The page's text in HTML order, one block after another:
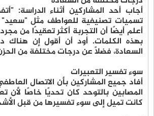
أجاب أحد المشاركين أثناء الدراسة:
تسميات تصنيفية للعواطف مثل "سعيد"
أعلم أيضًا أن التجربة أكثر تعقيدًا من
بهذه الكلمات. أود أن أقول إن هناك
السعادة، فضلاً عن درجات مختلفة من
سوء تفسير التعبيرات
أفاد جميع المشاركين بأن الاتصال
المصابين بالتوحد كان تحديًا خاصًا لأن
كانت تميل إلى سوء تفسيرها من قبل